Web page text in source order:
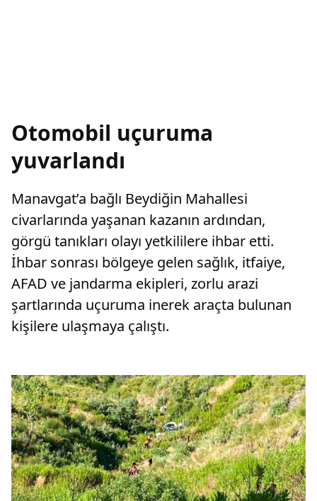
Otomobil uçuruma
yuvarlandı
Manavgat’a bağlı Beydiğin Mahallesi
civarlarında yaşanan kazanın ardından,
görgü tanıkları olayı yetkililere ihbar etti.
İhbar sonrası bölgeye gelen sağlık, itfaiye,
AFAD ve jandarma ekipleri, zorlu arazi
şartlarında uçuruma inerek araçta bulunan
kişilere ulaşmaya çalıştı.